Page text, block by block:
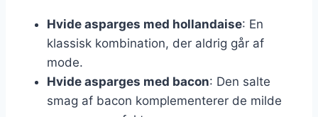
Hvide asparges med hollandaise: En
klassisk kombination, der aldrig går af
mode.
Hvide asparges med bacon: Den salte
smag af bacon komplementerer de milde